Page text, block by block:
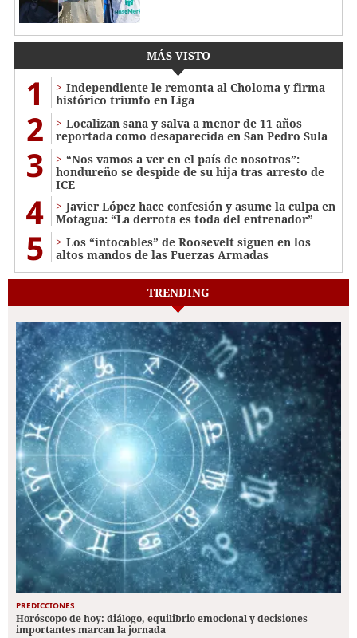
MÁS VISTO
1
Independiente le remonta al Choloma y firma
histórico triunfo en Liga
2
Localizan sana y salva a menor de 11 años
reportada como desaparecida en San Pedro Sula
3
“Nos vamos a ver en el país de nosotros”:
hondureño se despide de su hija tras arresto de
ICE
4
Javier López hace confesión y asume la culpa en
Motagua: “La derrota es toda del entrenador”
5
Los “intocables” de Roosevelt siguen en los
altos mandos de las Fuerzas Armadas
TRENDING
PREDICCIONES
Horóscopo de hoy: diálogo, equilibrio emocional y decisiones
importantes marcan la jornada